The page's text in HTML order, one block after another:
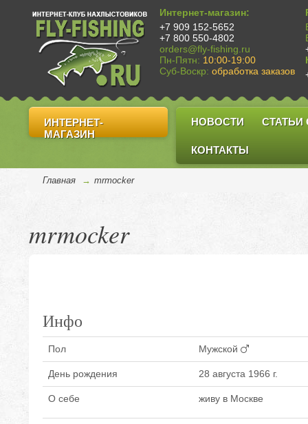
Интернет-магазин:
+7 909 152-5652
+7 800 550-4802
orders@fly-fishing.ru
Пн-Пятн: 10:00-19:00
Суб-Воскр: обработка заказов
ИНТЕРНЕТ-
МАГАЗИН
НОВОСТИ СТАТЬИ
КОНТАКТЫ
Главная → mrmocker
mrmocker
Инфо
Пол Мужской
День рождения 28 августа 1966 г.
О себе живу в Москве